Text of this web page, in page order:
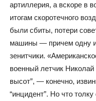
артиллерия, а вскоре в
итогам скоротечного
были сбиты, потери
машины — причем одну
зенитчики.
военный летчик
высот”, — конечно,
“инцидент”. Но что